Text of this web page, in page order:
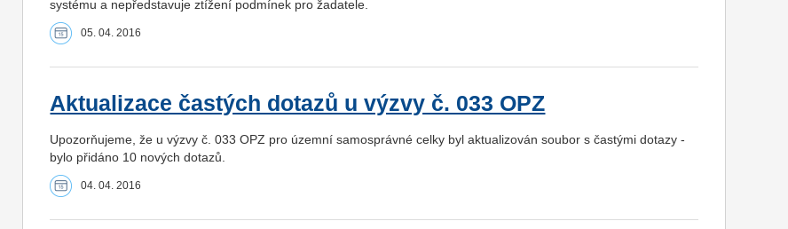
systému a nepředstavuje ztížení podmínek pro žadatele.
05. 04. 2016
Aktualizace častých dotazů u výzvy č. 033 OPZ
Upozorňujeme, že u výzvy č. 033 OPZ pro územní samosprávné celky byl aktualizován soubor s častými dotazy -
bylo přidáno 10 nových dotazů.
04. 04. 2016